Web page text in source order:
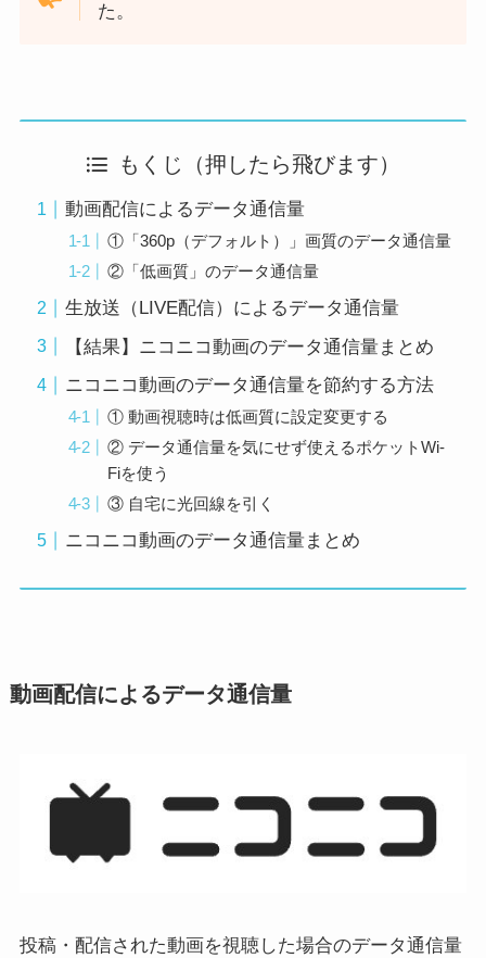
た。
もくじ（押したら飛びます）
動画配信によるデータ通信量
①「360p（デフォルト）」画質のデータ通信量
②「低画質」のデータ通信量
生放送（LIVE配信）によるデータ通信量
【結果】ニコニコ動画のデータ通信量まとめ
ニコニコ動画のデータ通信量を節約する方法
① 動画視聴時は低画質に設定変更する
② データ通信量を気にせず使えるポケットWi-
Fiを使う
③ 自宅に光回線を引く
ニコニコ動画のデータ通信量まとめ
動画配信によるデータ通信量
投稿・配信された動画を視聴した場合のデータ通信量